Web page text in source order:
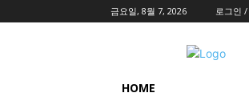
금요일, 8월 7, 2026 로그인
HOME